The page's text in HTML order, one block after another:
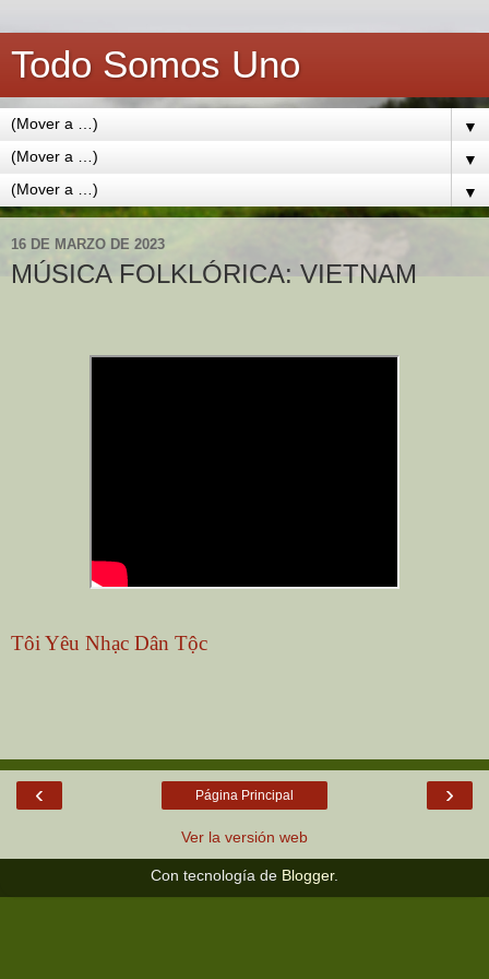
Todo Somos Uno
▼
▼
▼
16 DE MARZO DE 2023
MÚSICA FOLKLÓRICA: VIETNAM
Tôi Yêu Nhạc Dân Tộc
‹ ›
Página Principal
Ver la versión web
Con tecnología de Blogger.